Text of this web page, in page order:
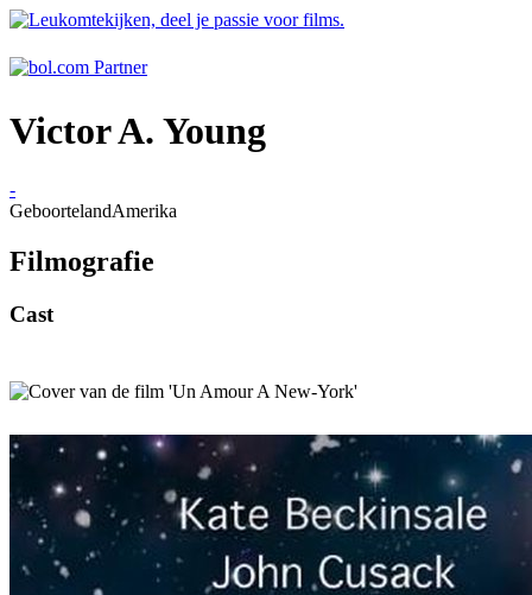
Victor A. Young
-
GeboortelandAmerika
Filmografie
Cast